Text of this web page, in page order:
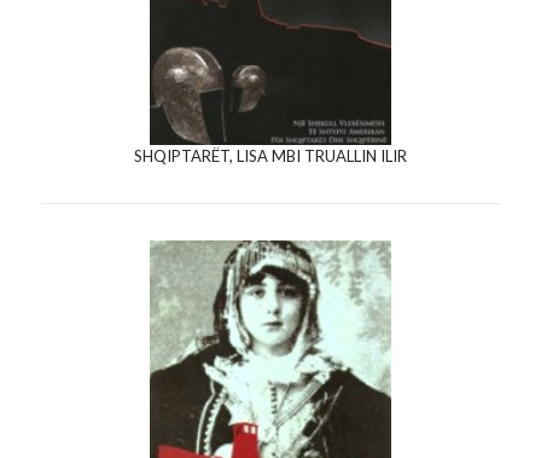
SHQIPTARËT, LISA MBI TRUALLIN ILIR